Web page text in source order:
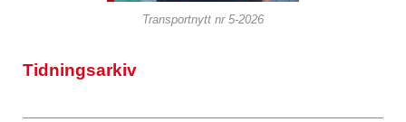
Transportnytt nr 5-2026
Tidningsarkiv